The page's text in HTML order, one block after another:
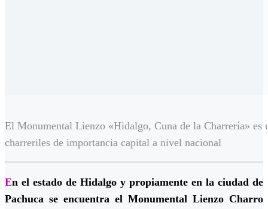
El Monumental Lienzo «Hidalgo, Cuna de la Charrería» es
charreriles de importancia capital a nivel nacional
En el estado de Hidalgo y propiamente en la ciudad de
Pachuca se encuentra el Monumental Lienzo Charro